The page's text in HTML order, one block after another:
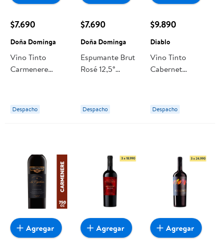
$7.690
Doña Dominga
Vino Tinto
Carmenere
Doña Dominga
Despacho
$7.690
Doña Dominga
Espumante Brut
Rosé 12,5°
Despacho
$9.890
Diablo
Vino Tinto
Cabernet
750 ml Diablo
Despacho
Agregar Agregar Agregar